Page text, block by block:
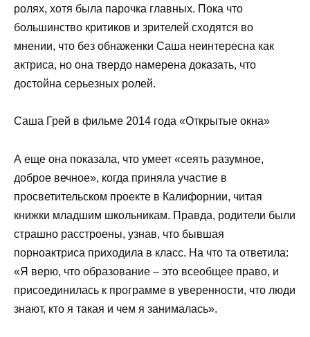
ролях, хотя была парочка главных. Пока что
большинство критиков и зрителей сходятся во
мнении, что без обнаженки Саша неинтересна как
актриса, но она твердо намерена доказать, что
достойна серьезных ролей.
Саша Грей в фильме 2014 года «Открытые окна»
А еще она показала, что умеет «сеять разумное,
доброе вечное», когда приняла участие в
просветительском проекте в Калифорнии, читая
книжки младшим школьникам. Правда, родители были
страшно расстроены, узнав, что бывшая
порноактриса приходила в класс. На что та ответила:
«Я верю, что образование – это всеобщее право, и
присоединилась к программе в уверенности, что люди
знают, кто я такая и чем я занималась».